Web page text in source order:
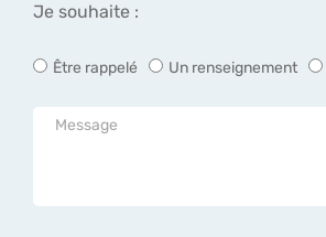
Je souhaite :
Être rappelé Un renseignement